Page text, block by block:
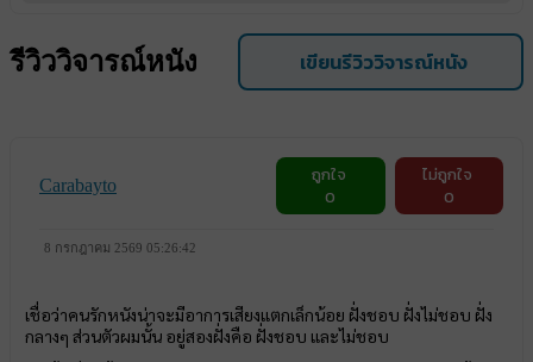
รีวิววิจารณ์หนัง เขียนรีวิววิจารณ์หนัง
Carabayto
ถูกใจ
0
ไม่ถูกใจ
0
8 กรกฎาคม 2569 05:26:42
เชื่อว่าคนรักหนังน่าจะมีอาการเสียงแตกเล็กน้อย ฝั่งชอบ ฝั่งไม่ชอบ ฝั่ง
กลางๆ ส่วนตัวผมนั้น อยู่สองฝั่งคือ ฝั่งชอบ และไม่ชอบ